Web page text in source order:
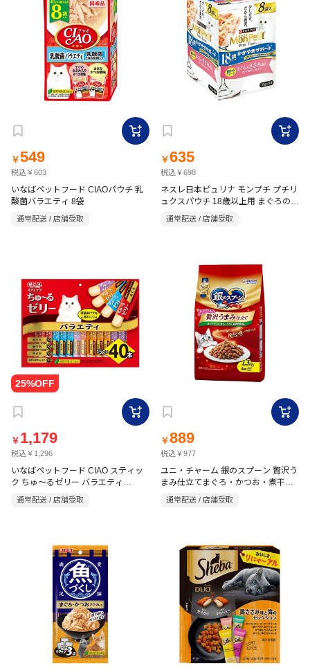
￥549
税込￥603
いなばペットフード CIAOパウチ 乳
酸菌バラエティ 8袋
通常配送 / 店舗受取
￥635
税込￥698
ネスレ日本ピュリナ モンプチ プチリ
ュクスパウチ 18歳以上用 まぐろのさ
さみ添え 35g×8袋入
通常配送 / 店舗受取
￥ 1,179
税込￥1,296
いなばペットフード CIAO スティッ
ク ちゅ～るゼリー バラエティ
通常配送 / 店舗受取
￥889
税込￥977
ユニ・チャーム 銀のスプーン 贅沢う
まみ仕立てまぐろ・かつお・煮干
し・ささみ・緑黄色野菜味 1.3kg
通常配送 / 店舗受取